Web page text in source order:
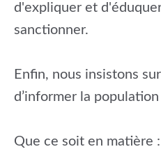
d'expliquer et
sanctionner.
Enfin, nous insistons
d’informer la population
Que ce soit en matière :